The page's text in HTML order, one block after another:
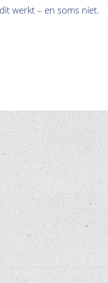
werkt – en soms niet.